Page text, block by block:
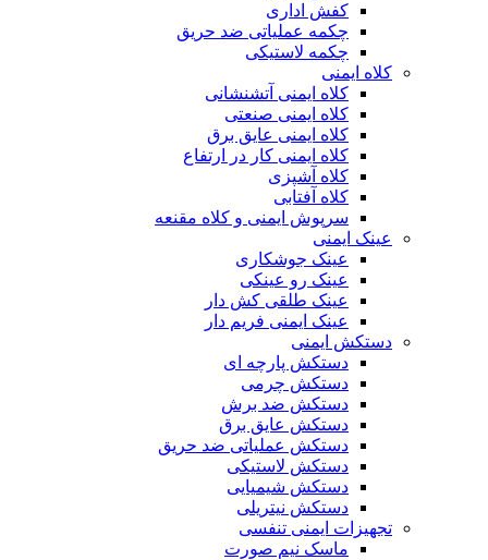
کفش اداری
چکمه عملیاتی ضد حریق
چکمه لاستیکی
کلاه ایمنی
کلاه ایمنی آتشنشانی
کلاه ایمنی صنعتی
کلاه ایمنی عایق برق
کلاه ایمنی کار در ارتفاع
کلاه آشپزی
کلاه آفتابی
سرپوش ایمنی و کلاه مقنعه
عینک ایمنی
عینک جوشکاری
عینک رو عینکی
عینک طلقی کش دار
عینک ایمنی فریم دار
دستکش ایمنی
دستکش پارچه ای
دستکش چرمی
دستکش ضد برش
دستکش عایق برق
دستکش عملیاتی ضد حریق
دستکش لاستیکی
دستکش شیمیایی
دستکش نیتریلی
تجهیزات ایمنی تنفسی
ماسک نیم صورت